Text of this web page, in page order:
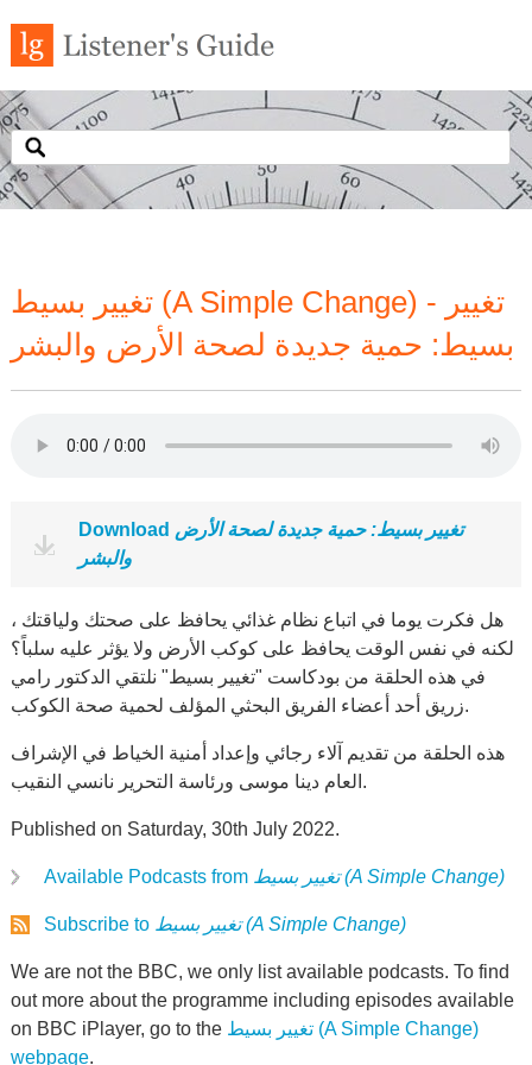
تغيير بسيط (A Simple Change) - تغيير
بسيط: حمية جديدة لصحة الأرض والبشر
Download تغيير بسيط: حمية جديدة لصحة الأرض
والبشر
هل فكرت يوما في اتباع نظام غذائي يحافظ على صحتك ولياقتك ،
لكنه في نفس الوقت يحافظ على كوكب الأرض ولا يؤثر عليه سلباً؟
في هذه الحلقة من بودكاست "تغيير بسيط" نلتقي الدكتور رامي
زريق أحد أعضاء الفريق البحثي المؤلف لحمية صحة الكوكب.
هذه الحلقة من تقديم آلاء رجائي وإعداد أمنية الخياط في الإشراف
العام دينا موسى ورئاسة التحرير نانسي النقيب.
Published on Saturday, 30th July 2022.
Available Podcasts from تغيير بسيط (A Simple Change)
Subscribe to تغيير بسيط (A Simple Change)
We are not the BBC, we only list available podcasts. To find
out more about the programme including episodes available
on BBC iPlayer, go to the تغيير بسيط (A Simple Change)
webpage.